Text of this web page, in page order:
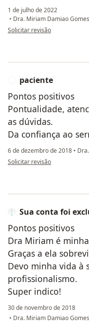
1 de julho de 2022
• Dra. Miriam Damiao
na opinião do utilizador Jordana
Solicitar revisão
paciente
Pontos positivos
Pontualidade,
as dúvidas.
Da confiança ao
6 de dezembro de 2018 •
na opinião do utilizador
Solicitar revisão
Sua conta foi
Pontos positivos
Dra Miriam é
Graças a ela
Devo minha vida à
profissionalismo.
Super indico!
30 de novembro de 2018
• Dra. Miriam Damiao